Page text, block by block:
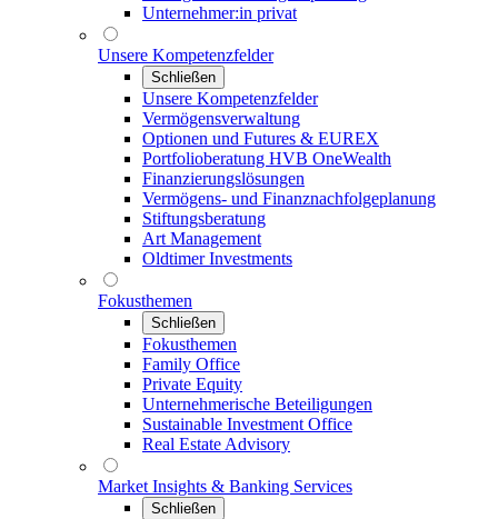
Unternehmer:in privat
Unsere Kompetenzfelder
Schließen
Unsere Kompetenzfelder
Vermögensverwaltung
Optionen und Futures & EUREX
Portfolioberatung HVB OneWealth
Finanzierungslösungen
Vermögens- und Finanznachfolgeplanung
Stiftungsberatung
Art Management
Oldtimer Investments
Fokusthemen
Schließen
Fokusthemen
Family Office
Private Equity
Unternehmerische Beteiligungen
Sustainable Investment Office
Real Estate Advisory
Market Insights & Banking Services
Schließen